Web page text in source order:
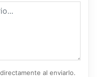
al enviarlo.